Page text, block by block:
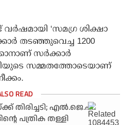
‘സമഗ്ര ശിക്ഷാ
തടഞ്ഞുവെച്ച 1200
സര്‍ക്കാര്‍
സമ്മതത്തോടെയാണ്
തിരിച്ചടി; എല്‍.ജെ.പി
പത്രിക തള്ളി